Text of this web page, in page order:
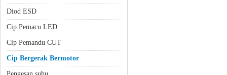
Diod ESD
Cip Pemacu LED
Cip Pemandu CUT
Cip Bergerak Bermotor